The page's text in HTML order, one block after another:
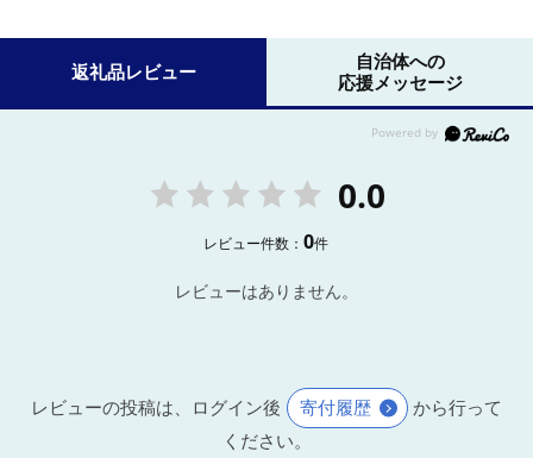
返礼品レビュー
自治体への
応援メッセージ
0.0
レビュー件数：0件
レビューはありません。
レビューの投稿は、ログイン後 寄付履歴
から行って
ください。